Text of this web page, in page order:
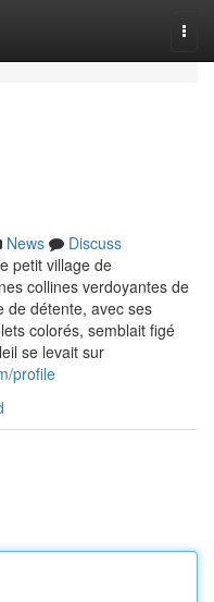
News
Discuss
petit village de
collines verdoyantes de
de détente, avec ses
colorés, semblait figé
se levait sur
profile